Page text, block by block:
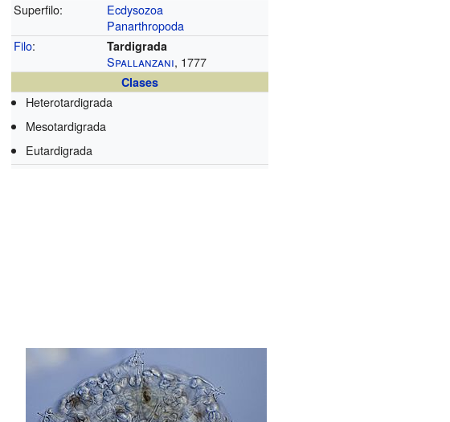
Superfilo:
Ecdysozoa
Panarthropoda
Filo: Tardigrada
Spallanzani, 1777
Clases
Heterotardigrada
Mesotardigrada
Eutardigrada